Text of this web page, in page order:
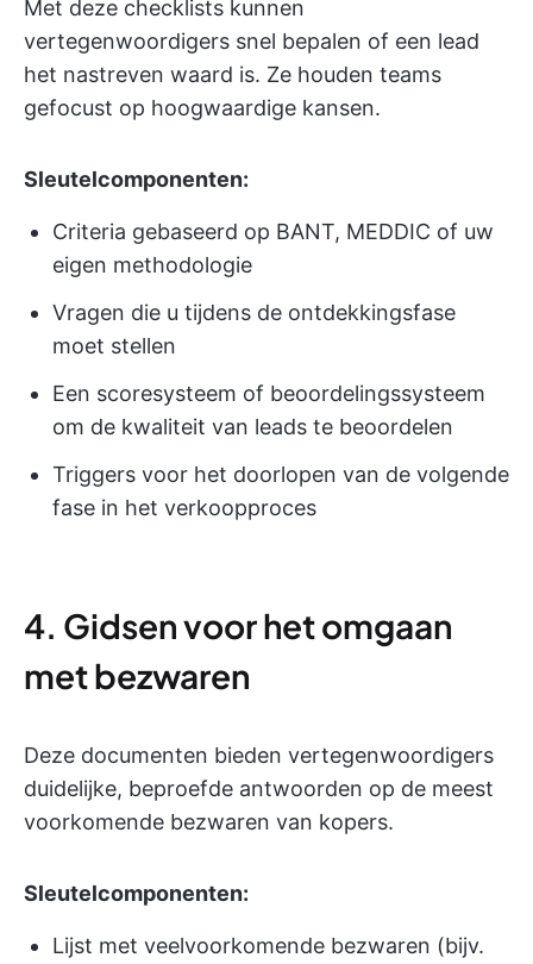
Met deze checklists kunnen
vertegenwoordigers snel bepalen of een lead
het nastreven waard is. Ze houden teams
gefocust op hoogwaardige kansen.
Sleutelcomponenten:
Criteria gebaseerd op BANT, MEDDIC of uw
eigen methodologie
Vragen die u tijdens de ontdekkingsfase
moet stellen
Een scoresysteem of beoordelingssysteem
om de kwaliteit van leads te beoordelen
Triggers voor het doorlopen van de volgende
fase in het verkoopproces
4. Gidsen voor het omgaan
met bezwaren
Deze documenten bieden vertegenwoordigers
duidelijke, beproefde antwoorden op de meest
voorkomende bezwaren van kopers.
Sleutelcomponenten:
Lijst met veelvoorkomende bezwaren (bijv.